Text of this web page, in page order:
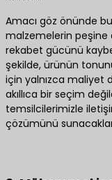
Amacı göz önünde
malzemelerin peşine
rekabet gücünü
şekilde, ürünün
için yalnızca maliyet
akıllıca bir seçim
temsilcilerimizle
çözümünü